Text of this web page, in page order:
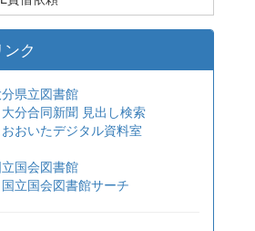
ンク
県立図書館
大分合同新聞 見出し検索
おおいたデジタル資料室
国会図書館
国立国会図書館サーチ